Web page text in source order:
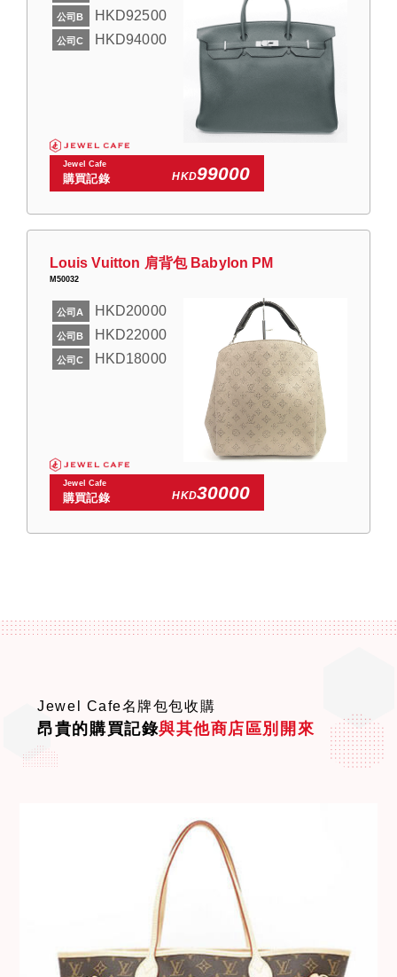
公司B HKD92500
公司C HKD94000
Jewel Cafe
購買記錄 HKD99000
Louis Vuitton 肩背包 Babylon PM
M50032
公司A HKD20000
公司B HKD22000
公司C HKD18000
Jewel Cafe
購買記錄 HKD30000
Jewel Cafe名牌包包收購
昂貴的購買記錄與其他商店區別開來